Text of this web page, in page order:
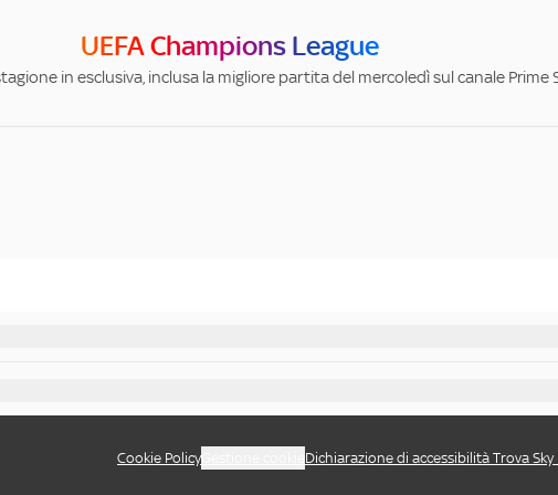
UEFA Champions League
in esclusiva, inclusa la migliore partita del mercoledì sul canale Prime
Cookie Policy Dichiarazione di accessibilità Trova Sky